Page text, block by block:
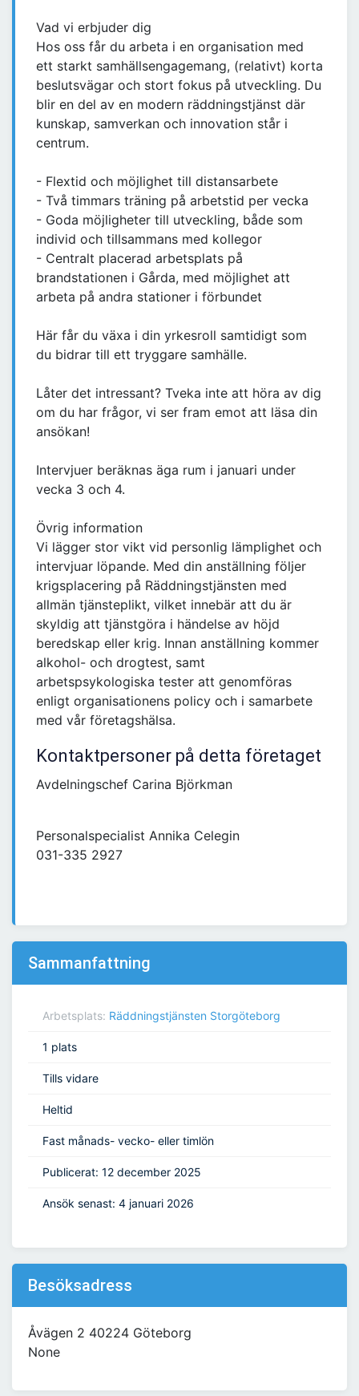
Vad vi erbjuder dig
Hos oss får du arbeta i en organisation med
ett starkt samhällsengagemang, (relativt) korta
beslutsvägar och stort fokus på utveckling. Du
blir en del av en modern räddningstjänst där
kunskap, samverkan och innovation står i
centrum.
- Flextid och möjlighet till distansarbete
- Två timmars träning på arbetstid per vecka
- Goda möjligheter till utveckling, både som
individ och tillsammans med kollegor
- Centralt placerad arbetsplats på
brandstationen i Gårda, med möjlighet att
arbeta på andra stationer i förbundet
Här får du växa i din yrkesroll samtidigt som
du bidrar till ett tryggare samhälle.
Låter det intressant? Tveka inte att höra av dig
om du har frågor, vi ser fram emot att läsa din
ansökan!
Intervjuer beräknas äga rum i januari under
vecka 3 och 4.
Övrig information
Vi lägger stor vikt vid personlig lämplighet och
intervjuar löpande. Med din anställning följer
krigsplacering på Räddningstjänsten med
allmän tjänsteplikt, vilket innebär att du är
skyldig att tjänstgöra i händelse av höjd
beredskap eller krig. Innan anställning kommer
alkohol- och drogtest, samt
arbetspsykologiska tester att genomföras
enligt organisationens policy och i samarbete
med vår företagshälsa.
Kontaktpersoner på detta företaget
Avdelningschef Carina Björkman
Personalspecialist Annika Celegin
031-335 2927
Sammanfattning
Arbetsplats: Räddningstjänsten Storgöteborg
1 plats
Tills vidare
Heltid
Fast månads- vecko- eller timlön
Publicerat: 12 december 2025
Ansök senast: 4 januari 2026
Besöksadress
Åvägen 2 40224 Göteborg
None